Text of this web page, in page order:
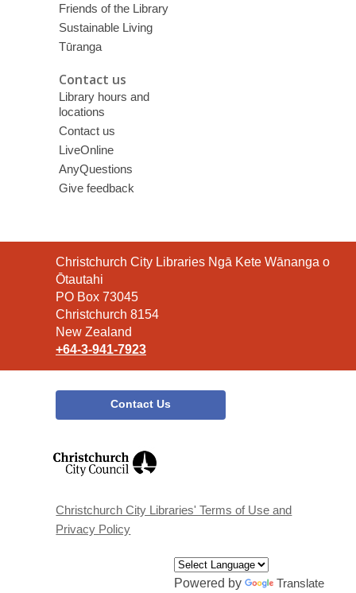
Friends of the Library
Sustainable Living
Tūranga
Contact us
Library hours and
locations
Contact us
LiveOnline
AnyQuestions
Give feedback
Contact
the
Library
Christchurch City Libraries Ngā Kete Wānanga o
Ōtautahi
PO Box 73045
Christchurch 8154
New Zealand
+64-3-941-7923
Contact Us
window
Christchurch City Libraries' Terms of Use and
Privacy Policy
Powered by Translate